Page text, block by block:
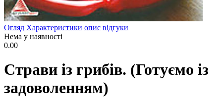
Огляд Характеристики опис відгуки
Нема у наявності
0.00
Страви із грибів. (Готуємо із
задоволенням)